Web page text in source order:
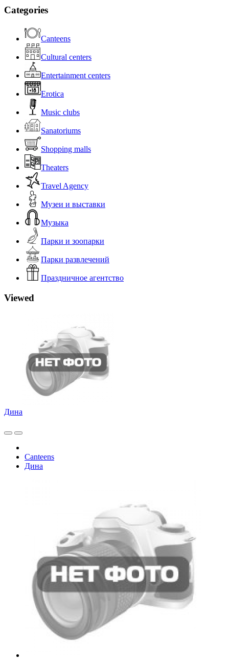
Categories
Canteens
Cultural centers
Entertainment centers
Erotica
Music clubs
Sanatoriums
Shopping malls
Theaters
Travel Agency
Музеи и выставки
Музыка
Парки и зоопарки
Парки развлечений
Праздничное агентство
Viewed
Дина
Canteens
Дина